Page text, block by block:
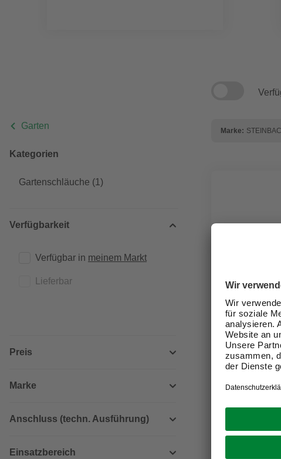
Garten
Kategorien
Gartenschläuche (1)
Verfügbarkeit
Verfügbar in meinem Markt
Lieferbar
Preis
Marke
Anschluss (techn. Ausführung)
Einsatzbereich
Marke:
STEINBACH
Verfügbarkeit